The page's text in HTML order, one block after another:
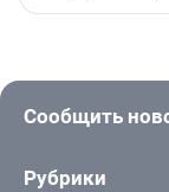
Сообщить
Рубрики